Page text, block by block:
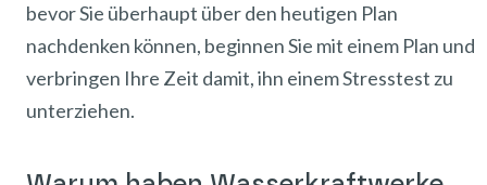
bevor Sie überhaupt über den heutigen Plan
nachdenken können, beginnen Sie mit einem Plan und
verbringen Ihre Zeit damit, ihn einem Stresstest zu
unterziehen.